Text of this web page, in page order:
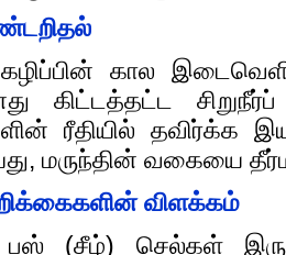
கழிப்பின் கால இடைவெளி
கிட்டத்தட்ட
ரீதியில்
மருந்தின் வகையை
விளக்கம்
பஸ் (சீழ்) செல்கள்